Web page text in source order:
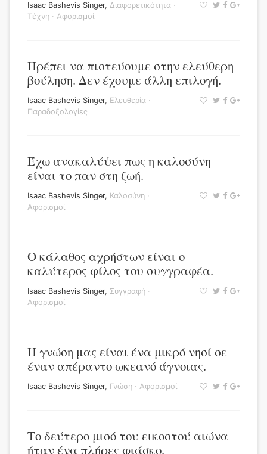
Isaac Bashevis Singer, Διαφορετικότητα ·
Τέχνη · Αφορισμοί
Πρέπει να πιστεύουμε στην ελεύθερη
βούληση. Δεν έχουμε άλλη επιλογή.
Isaac Bashevis Singer, Ελευθερία ·
Παραδοξολογίες
Έχω ανακαλύψει πως η καλοσύνη
είναι το παν στη ζωή.
Isaac Bashevis Singer, Καλοσύνη ·
Αφορισμοί
Ο κάλαθος αχρήστων είναι ο
καλύτερος φίλος του συγγραφέα.
Isaac Bashevis Singer, Συγγραφή ·
Αφορισμοί
Η γνώση μας είναι ένα μικρό νησί σε
έναν απέραντο ωκεανό άγνοιας.
Isaac Bashevis Singer, Γνώση · Αφορισμοί
Το δεύτερο μισό του εικοστού αιώνα
ήταν ένα πλήρες φιάσκο.